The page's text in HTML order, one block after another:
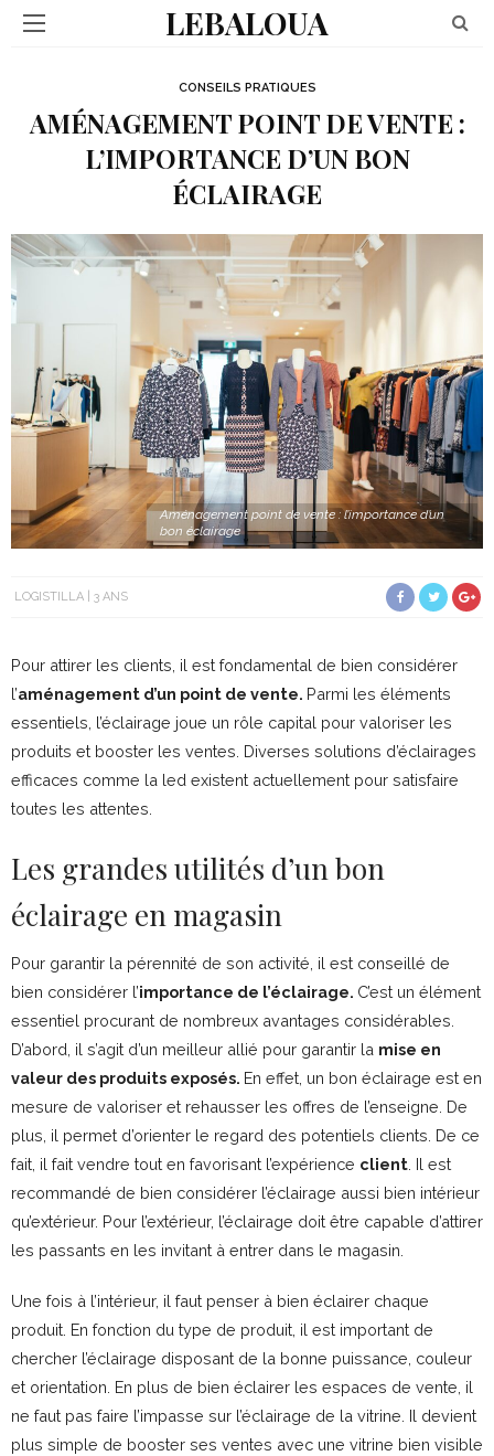
LEBALOUA
CONSEILS PRATIQUES
AMÉNAGEMENT POINT DE VENTE :
L’IMPORTANCE D’UN BON
ÉCLAIRAGE
Aménagement point de vente : l’importance d’un
bon éclairage
LOGISTILLA 3 ANS
Pour attirer les clients, il est fondamental de bien considérer
l’aménagement d’un point de vente. Parmi les éléments
essentiels, l’éclairage joue un rôle capital pour valoriser les
produits et booster les ventes. Diverses solutions d’éclairages
efficaces comme la led existent actuellement pour satisfaire
toutes les attentes.
Les grandes utilités d’un bon
éclairage en magasin
Pour garantir la pérennité de son activité, il est conseillé de
bien considérer l’importance de l’éclairage. C’est un élément
essentiel procurant de nombreux avantages considérables.
D’abord, il s’agit d’un meilleur allié pour garantir la mise en
valeur des produits exposés. En effet, un bon éclairage est en
mesure de valoriser et rehausser les offres de l’enseigne. De
plus, il permet d’orienter le regard des potentiels clients. De ce
fait, il fait vendre tout en favorisant l’expérience client. Il est
recommandé de bien considérer l’éclairage aussi bien intérieur
qu’extérieur. Pour l’extérieur, l’éclairage doit être capable d’attirer
les passants en les invitant à entrer dans le magasin.
Une fois à l’intérieur, il faut penser à bien éclairer chaque
produit. En fonction du type de produit, il est important de
chercher l’éclairage disposant de la bonne puissance, couleur
et orientation. En plus de bien éclairer les espaces de vente, il
ne faut pas faire l’impasse sur l’éclairage de la vitrine. Il devient
plus simple de booster ses ventes avec une vitrine bien visible